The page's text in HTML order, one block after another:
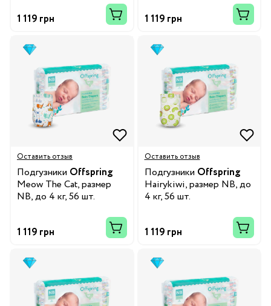
1 119 грн 1 119 грн
Оставить отзыв
Подгузники Offspring
Meow The Cat, размер
NB, до 4 кг, 56 шт.
1 119 грн
Оставить отзыв
Подгузники Offspring
Hairykiwi, размер NB, до
4 кг, 56 шт.
1 119 грн